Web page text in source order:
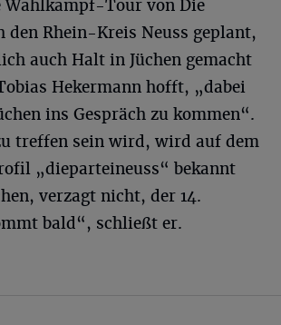
Wahlkampf-Tour von Die
den Rhein-Kreis Neuss geplant,
auch Halt in Jüchen gemacht
Hekermann hofft, „dabei
ins Gespräch zu kommen“.
treffen sein wird, wird auf dem
„dieparteineuss“ bekannt
verzagt nicht, der 14.
bald“, schließt er.